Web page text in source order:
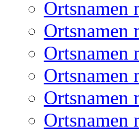
Ortsnamen
Ortsnamen
Ortsnamen
Ortsnamen
Ortsnamen
Ortsnamen